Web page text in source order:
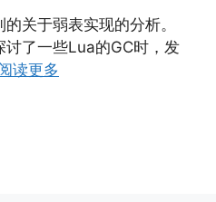
关于弱表实现的分析。
了一些Lua的GC时，发
读更多